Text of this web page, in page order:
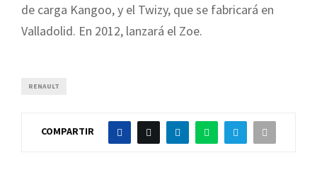
de carga Kangoo, y el Twizy, que se fabricará en
Valladolid. En 2012, lanzará el Zoe.
RENAULT
COMPARTIR